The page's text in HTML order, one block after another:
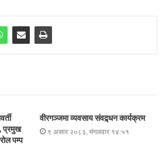
प्रमुख
पम्प
वीरगञ्जमा व्यवसाय संवद्र्धन कार्यक्रम
९ असार २०८३, मंगलवार १४:५१